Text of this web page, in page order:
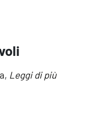
, Leggi di più